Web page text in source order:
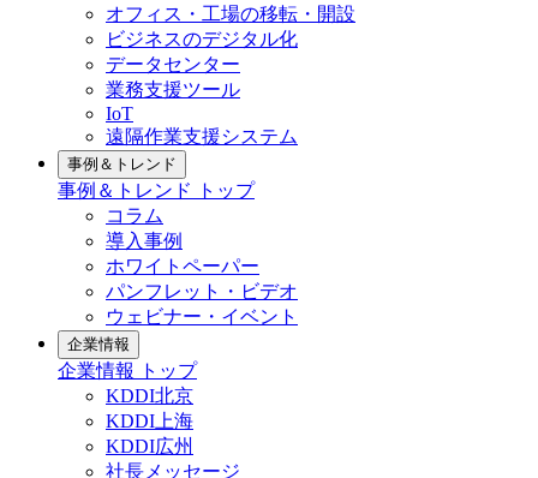
オフィス・工場の移転・開設
ビジネスのデジタル化
データセンター
業務支援ツール
IoT
遠隔作業支援システム
事例＆トレンド
事例＆トレンド トップ
コラム
導入事例
ホワイトペーパー
パンフレット・ビデオ
ウェビナー・イベント
企業情報
企業情報 トップ
KDDI北京
KDDI上海
KDDI広州
社長メッセージ